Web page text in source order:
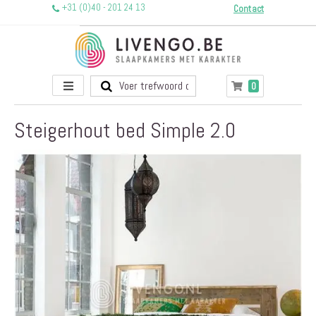
+31 (0)40 - 201 24 13 Contact
Toggle
Nav
Winkelwagen
0producten
Steigerhout bed Simple 2.0
Ga
naar
het
einde
van
de
afbeeldingen-
gallerij